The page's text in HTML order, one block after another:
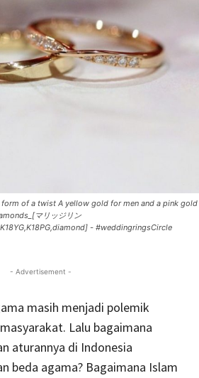
of a twist A yellow gold for men and a pink gold
マリッジリン
- #weddingringsCircle
- Advertisement -
masih menjadi polemik
Lalu bagaimana
aturannya di Indonesia
beda agama? Bagaimana Islam